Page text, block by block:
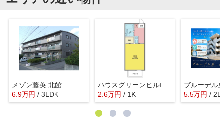
メゾン藤英 北館
6.9万円 / 3LDK
ハウスグリーンヒルI
2.6万円 / 1K
ブルーデル
5.5万円 /